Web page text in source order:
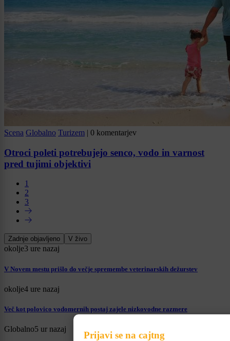
Scena Globalno Turizem | 0 komentarjev
Otroci poleti potrebujejo senco, vodo in varnost
pred tujimi objektivi
1
2
3
Zadnje objavljeno V živo
okolje3 ure nazaj
V Novem mestu prišlo do večje spremembe veterinarskih dežurstev
okolje4 ure nazaj
Več kot polovico vodomernih postaj zajele nizkovodne razmere
Globalno5 ur nazaj
Prijavi se na cajtng